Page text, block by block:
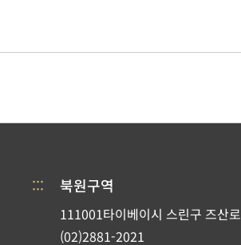
::: 북원구역
111001타이베이시 스린구 즈산
(02)2881-2021